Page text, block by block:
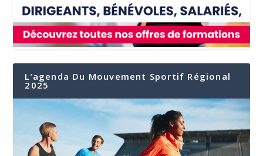
L’agenda Du Mouvement Sportif Régional
2025